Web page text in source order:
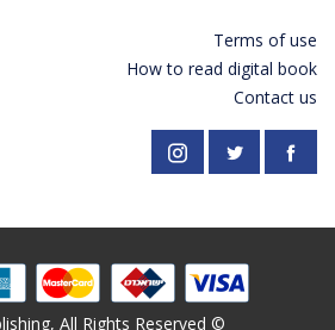
Terms of use
How to read digital book
Contact us
Facebook
PardesPublish
Instagram
© Pardes Publishing, All Rights Reserved.